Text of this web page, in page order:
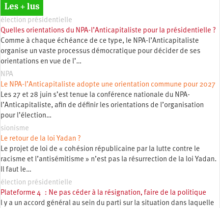
Les + lus
élection présidentielle
Quelles orientations du NPA-l’Anticapitaliste pour la présidentielle ?
Comme à chaque échéance de ce type, le NPA-l’Anticapitaliste
organise un vaste processus démocratique pour décider de ses
orientations en vue de l’…
NPA
Le NPA-l’Anticapitaliste adopte une orientation commune pour 2027
Les 27 et 28 juin s’est tenue la conférence nationale du NPA-
l’Anticapitaliste, afin de définir les orientations de l’organisation
pour l’élection…
sionisme
Le retour de la loi Yadan ?
Le projet de loi de « cohésion républicaine par la lutte contre le
racisme et l’antisémitisme » n’est pas la résurrection de la loi Yadan.
Il faut le…
élection présidentielle
Plateforme 4 : Ne pas céder à la résignation, faire de la politique
l y a un accord général au sein du parti sur la situation dans laquelle